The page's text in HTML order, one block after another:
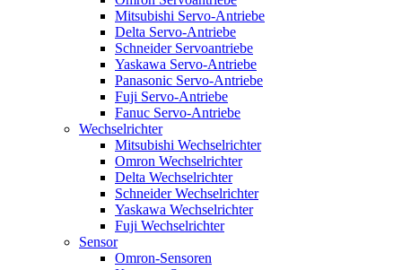
Mitsubishi Servo-Antriebe
Delta Servo-Antriebe
Schneider Servoantriebe
Yaskawa Servo-Antriebe
Panasonic Servo-Antriebe
Fuji Servo-Antriebe
Fanuc Servo-Antriebe
Wechselrichter
Mitsubishi Wechselrichter
Omron Wechselrichter
Delta Wechselrichter
Schneider Wechselrichter
Yaskawa Wechselrichter
Fuji Wechselrichter
Sensor
Omron-Sensoren